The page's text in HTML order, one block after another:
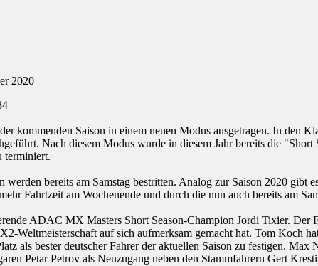
2020
kommenden Saison in einem neuen Modus ausgetragen. In den
Nach diesem Modus wurde in diesem Jahr bereits die
terminiert.
werden bereits am Samstag bestritten. Analog zur Saison 2020
Fahrtzeit am Wochenende und durch die nun auch bereits am
ADAC MX Masters Short Season-Champion Jordi Tixier.
Weltmeisterschaft auf sich aufmerksam gemacht hat. Tom Koch
als bester deutscher Fahrer der aktuellen Saison zu festigen.
Petar Petrov als Neuzugang neben den Stammfahrern Gert